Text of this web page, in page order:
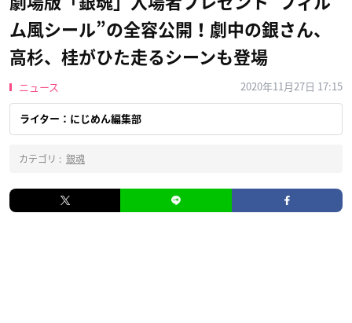
ム風シール”の全容公開！劇中の銀さん、
高杉、桂がひた走るシーンも登場
ニュース 2020年11月27日 17:15
ライター：にじめん編集部
カテゴリ : 銀魂